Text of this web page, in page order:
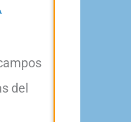
del